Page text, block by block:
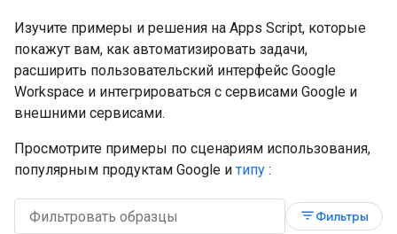
Изучите примеры и решения на Apps Script, которые
покажут вам, как автоматизировать задачи,
расширить пользовательский интерфейс Google
Workspace и интегрироваться с сервисами Google и
внешними сервисами.
Просмотрите примеры по сценариям использования,
популярным продуктам Google и типу :
filter_listФильтры